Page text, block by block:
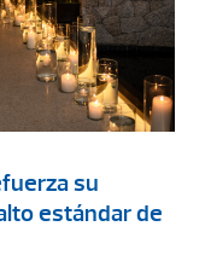
su
estándar de